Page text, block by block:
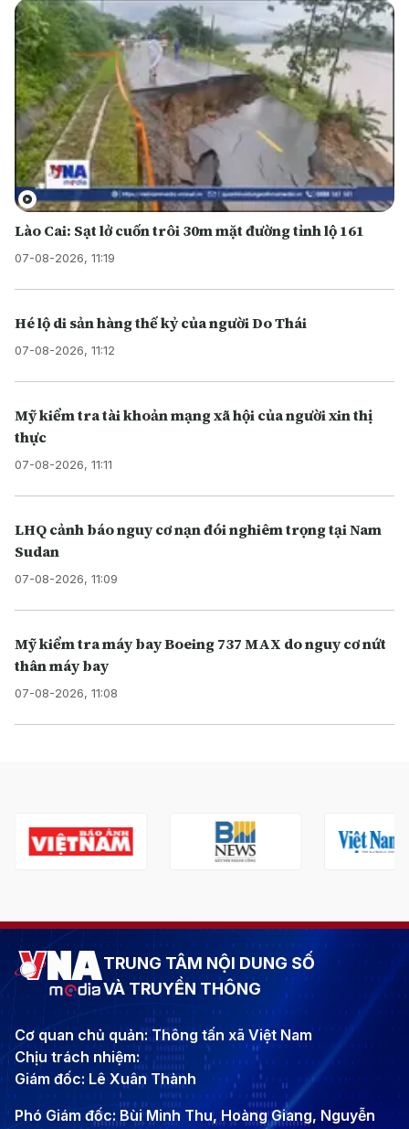
Lào Cai: Sạt lở cuốn trôi 30m mặt đường tỉnh lộ 161
07-08-2026, 11:19
Hé lộ di sản hàng thế kỷ của người Do Thái
07-08-2026, 11:12
Mỹ kiểm tra tài khoản mạng xã hội của người xin thị
thực
07-08-2026, 11:11
LHQ cảnh báo nguy cơ nạn đói nghiêm trọng tại Nam
Sudan
07-08-2026, 11:09
Mỹ kiểm tra máy bay Boeing 737 MAX do nguy cơ nứt
thân máy bay
07-08-2026, 11:08
TRUNG TÂM NỘI DUNG SỐ
VÀ TRUYỀN THÔNG
Cơ quan chủ quản: Thông tấn xã Việt Nam
Chịu trách nhiệm:
Giám đốc: Lê Xuân Thành
Phó Giám đốc: Bùi Minh Thu, Hoàng Giang, Nguyễn